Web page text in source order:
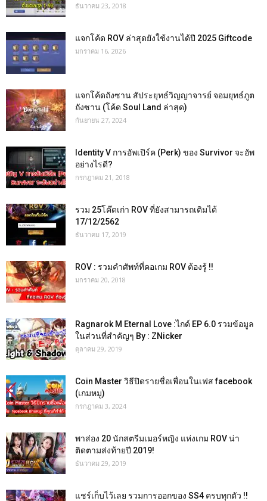
ธันวาคม 23, 2018
แจกโค้ด ROV ล่าสุดยังใช้งานได้ปี 2025 Giftcode
มกราคม 16, 2026
แจกโค้ดถังซาน สัประยุทธ์วิญญาจารย์ จอมยุทธ์ภูต
ถังซาน (โค้ด Soul Land ล่าสุด)
กันยายน 27, 2024
Identity V การอัพเปิร์ค (Perk) ของ Survivor จะอัพ
อย่างไรดี?
กรกฎาคม 21, 2018
รวม 25โค๊ดเก่า ROV ที่ยังสามารถเติมได้
17/12/2562
ธันวาคม 17, 2019
ROV : รวมคำศัพท์ที่คอเกม ROV ต้องรู้ !!
มกราคม 20, 2018
Ragnarok M Eternal Love :ไกด์ EP 6.0 รวมข้อมูล
ในส่วนที่สำคัญๆ By : ZNicker
ตุลาคม 29, 2019
Coin Master วิธีปิดรายชื่อเพื่อนในเฟส facebook
(เกมหมู)
กรกฎาคม 3, 2024
พาส่อง 20 นักสตรีมเมอร์หญิง แห่งเกม ROV น่า
ติดตามส่งท้ายปี 2019!
ธันวาคม 29, 2019
แชร์เก็บไว้เลย รวมการออกของ SS4 ครบทุกตัว !!